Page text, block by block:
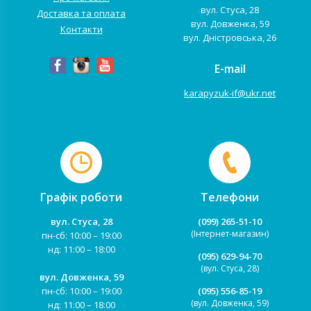
Доставка та оплата
Контакти
вул. Стуса, 28
вул. Довженка, 59
вул. Дністровська, 26
E-mail
karapyzuk-if@ukr.net
Графік роботи
вул. Стуса, 28
пн-сб: 10:00 – 19:00
нд: 11:00 – 18:00
вул. Довженка, 59
пн-сб: 10:00 – 19:00
нд: 11:00 – 18:00
Телефони
(099) 265-51-10
(Інтернет-магазин)
(095) 629-94-70
(вул. Стуса, 28)
(095) 556-85-19
(вул. Довженка, 59)